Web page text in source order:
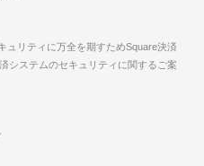
ュリティに万全を期すためSquare決済
システムのセキュリティに関するご案